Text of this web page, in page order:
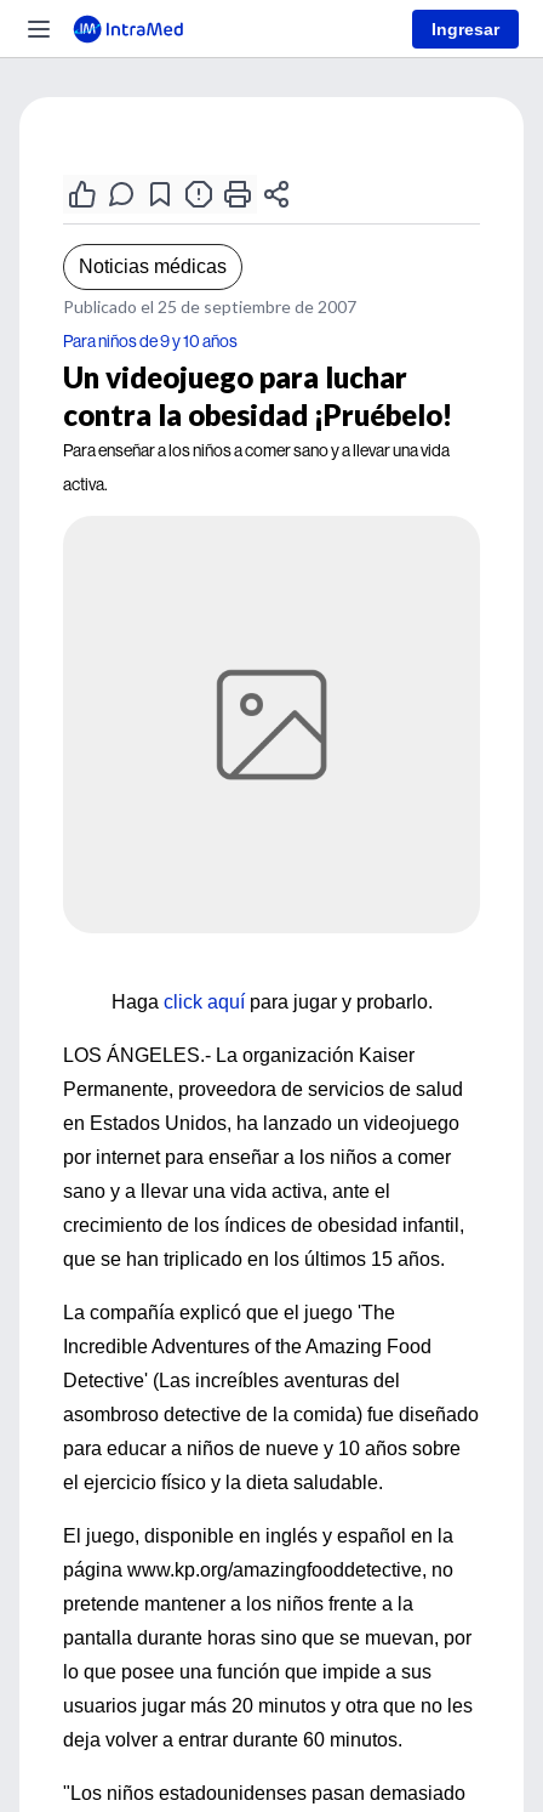
Ingresar
Noticias médicas
Publicado el 25 de septiembre de 2007
Para niños de 9 y 10 años
Un videojuego para luchar
contra la obesidad ¡Pruébelo!
Para enseñar a los niños a comer sano y a llevar una vida
activa.
Haga click aquípara jugar y probarlo.
LOS ÁNGELES.- La organización Kaiser
Permanente, proveedora de servicios de salud
en Estados Unidos, ha lanzado un videojuego
por internet para enseñar a los niños a comer
sano y a llevar una vida activa, ante el
crecimiento de los índices de obesidad infantil,
que se han triplicado en los últimos 15 años.
La compañía explicó que el juego 'The
Incredible Adventures of the Amazing Food
Detective' (Las increíbles aventuras del
asombroso detective de la comida) fue diseñado
para educar a niños de nueve y 10 años sobre
el ejercicio físico y la dieta saludable.
El juego, disponible en inglés y español en la
página www.kp.org/amazingfooddetective, no
pretende mantener a los niños frente a la
pantalla durante horas sino que se muevan, por
lo que posee una función que impide a sus
usuarios jugar más 20 minutos y otra que no les
deja volver a entrar durante 60 minutos.
"Los niños estadounidenses pasan demasiado